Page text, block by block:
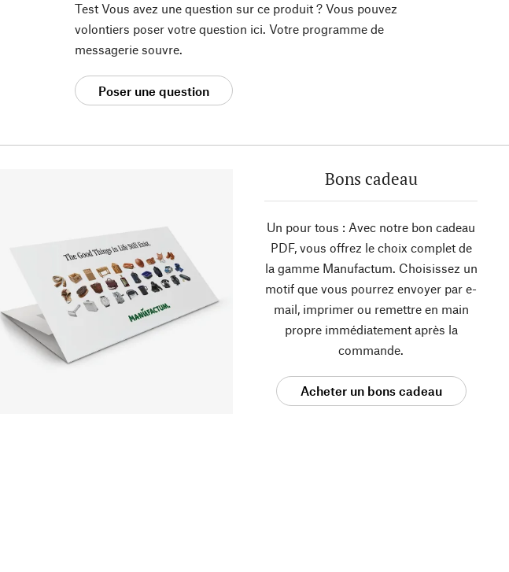
Test Vous avez une question sur ce produit ? Vous pouvez
volontiers poser votre question ici. Votre programme de
messagerie souvre.
Poser une question
Bons cadeau
Un pour tous : Avec notre bon cadeau
PDF, vous offrez le choix complet de
la gamme Manufactum. Choisissez un
motif que vous pourrez envoyer par e-
mail, imprimer ou remettre en main
propre immédiatement après la
commande.
Acheter un bons cadeau